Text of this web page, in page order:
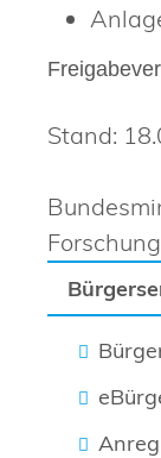
Stand: